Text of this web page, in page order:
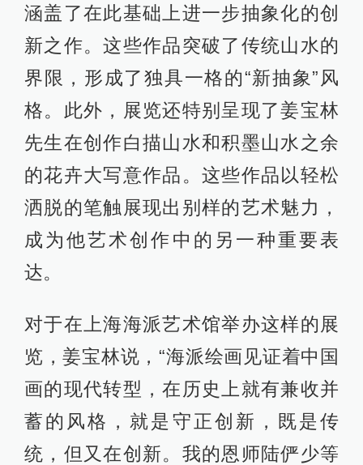
涵盖了在此基础上进一步抽象化的创
新之作。这些作品突破了传统山水的
界限，形成了独具一格的“新抽象”风
格。此外，展览还特别呈现了姜宝林
先生在创作白描山水和积墨山水之余
的花卉大写意作品。这些作品以轻松
洒脱的笔触展现出别样的艺术魅力，
成为他艺术创作中的另一种重要表
达。
对于在上海海派艺术馆举办这样的展
览，姜宝林说，“海派绘画见证着中国
画的现代转型，在历史上就有兼收并
蓄的风格，就是守正创新，既是传
统，但又在创新。我的恩师陆俨少等